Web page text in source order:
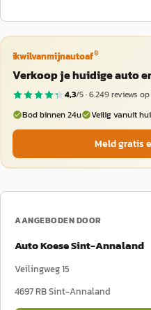
ikwilvanmijnautoaf®
Verkoop je huidige auto
4,3/5 ·6.249reviews
Bod binnen 24u
Veilig vanuit
Meld gratis
AANGEBODEN DOOR
Auto Koese Sint-Annaland
Veilingweg 15
4697 RBSint-Annaland